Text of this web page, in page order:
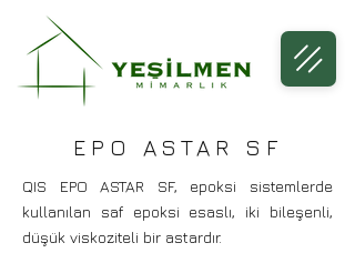
EPO ASTAR SF
QIS EPO ASTAR SF, epoksi sistemlerde
kullanılan saf epoksi esaslı, iki bileşenli,
düşük viskoziteli bir astardır.